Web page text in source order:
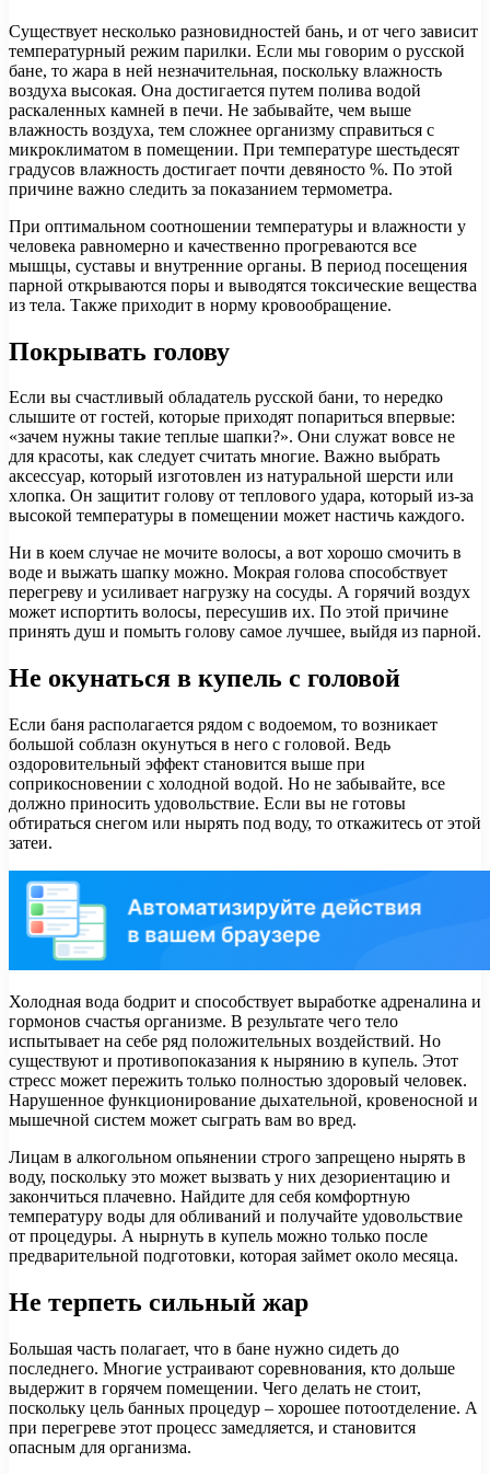
Существует несколько разновидностей бань, и от чего зависит
температурный режим парилки. Если мы говорим о русской
бане, то жара в ней незначительная, поскольку влажность
воздуха высокая. Она достигается путем полива водой
раскаленных камней в печи. Не забывайте, чем выше
влажность воздуха, тем сложнее организму справиться с
микроклиматом в помещении. При температуре шестьдесят
градусов влажность достигает почти девяносто %. По этой
причине важно следить за показанием термометра.
При оптимальном соотношении температуры и влажности у
человека равномерно и качественно прогреваются все
мышцы, суставы и внутренние органы. В период посещения
парной открываются поры и выводятся токсические вещества
из тела. Также приходит в норму кровообращение.
Покрывать голову
Если вы счастливый обладатель русской бани, то нередко
слышите от гостей, которые приходят попариться впервые:
«зачем нужны такие теплые шапки?». Они служат вовсе не
для красоты, как следует считать многие. Важно выбрать
аксессуар, который изготовлен из натуральной шерсти или
хлопка. Он защитит голову от теплового удара, который из-за
высокой температуры в помещении может настичь каждого.
Ни в коем случае не мочите волосы, а вот хорошо смочить в
воде и выжать шапку можно. Мокрая голова способствует
перегреву и усиливает нагрузку на сосуды. А горячий воздух
может испортить волосы, пересушив их. По этой причине
принять душ и помыть голову самое лучшее, выйдя из парной.
Не окунаться в купель с головой
Если баня располагается рядом с водоемом, то возникает
большой соблазн окунуться в него с головой. Ведь
оздоровительный эффект становится выше при
соприкосновении с холодной водой. Но не забывайте, все
должно приносить удовольствие. Если вы не готовы
обтираться снегом или нырять под воду, то откажитесь от этой
затеи.
Холодная вода бодрит и способствует выработке адреналина и
гормонов счастья организме. В результате чего тело
испытывает на себе ряд положительных воздействий. Но
существуют и противопоказания к нырянию в купель. Этот
стресс может пережить только полностью здоровый человек.
Нарушенное функционирование дыхательной, кровеносной и
мышечной систем может сыграть вам во вред.
Лицам в алкогольном опьянении строго запрещено нырять в
воду, поскольку это может вызвать у них дезориентацию и
закончиться плачевно. Найдите для себя комфортную
температуру воды для обливаний и получайте удовольствие
от процедуры. А нырнуть в купель можно только после
предварительной подготовки, которая займет около месяца.
Не терпеть сильный жар
Большая часть полагает, что в бане нужно сидеть до
последнего. Многие устраивают соревнования, кто дольше
выдержит в горячем помещении. Чего делать не стоит,
поскольку цель банных процедур – хорошее потоотделение. А
при перегреве этот процесс замедляется, и становится
опасным для организма.